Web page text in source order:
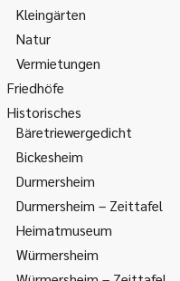
Kleingärten
Natur
Vermietungen
Friedhöfe
Historisches
Bäretriewergedicht
Bickesheim
Durmersheim
Durmersheim – Zeittafel
Heimatmuseum
Würmersheim